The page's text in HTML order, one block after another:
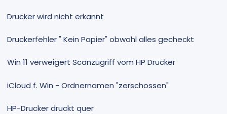
Drucker wird nicht erkannt
Druckerfehler " Kein Papier" obwohl alles gecheckt
Win 11 verweigert Scanzugriff vom HP Drucker
iCloud f. Win - Ordnernamen "zerschossen"
HP-Drucker druckt quer